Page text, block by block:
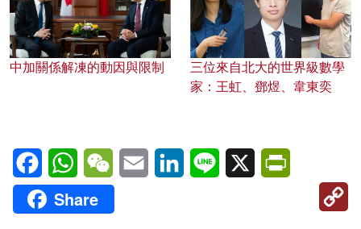
中加關係解凍的動因與限制
三位來自北大的世界級數學
家：王虹、鄧煜、韋東奕
FacebookWhatsAppWeChatEmail LinkedInLine X
Share